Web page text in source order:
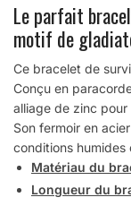
Le parfait
motif de
Ce bracelet de
Conçu en
alliage de zinc
Son fermoir en
conditions humides
Matériau du
Longueur du